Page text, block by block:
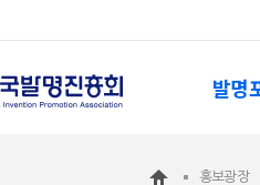
발명
홍보광장